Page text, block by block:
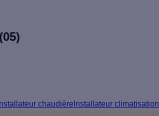
Installateur chaudière Installateur climatisation